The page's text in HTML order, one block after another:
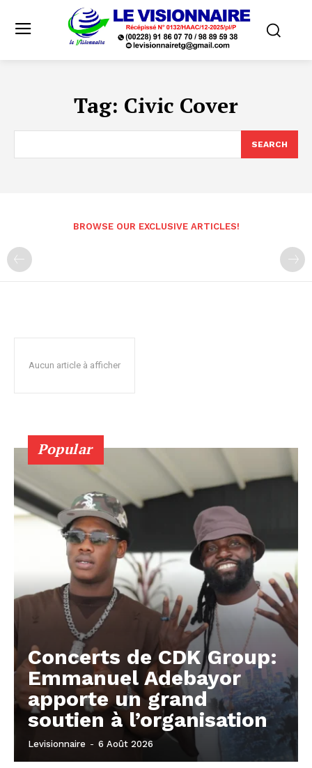
Tag: Civic Cover
SEARCH
BROWSE OUR EXCLUSIVE ARTICLES!
Aucun article à afficher
Popular
Concerts de CDK Group:
Emmanuel Adebayor
apporte un grand
soutien à l’organisation
Levisionnaire - 6 Août 2026